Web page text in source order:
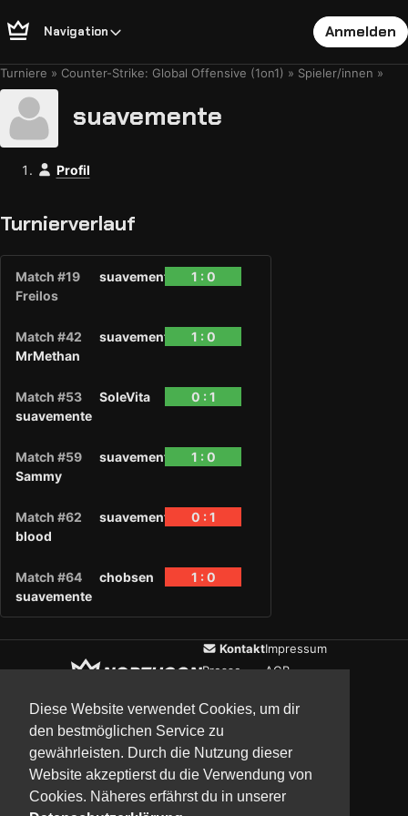
Diese Website verwendet Cookies, um dir
den bestmöglichen Service zu
gewährleisten. Durch die Nutzung dieser
Website akzeptierst du die Verwendung von
Cookies. Näheres erfährst du in unserer
Navigation Anmelden
Turniere Counter-Strike: Global Offensive (1on1) Spieler/innen
suavemente
Profil
Turnierverlauf
Match #19 suavemente
1 : 0
Freilos
Match #42 suavemente
1 : 0
MrMethan
Match #53 SoleVita
0 : 1
suavemente
Match #59 suavemente
1 : 0
Sammy
Match #62 suavemente
0 : 1
blood
Match #64 chobsen
1 : 0
suavemente
Kontakt
Presse
Impressum
AGB
UpdatesCommunityMedia